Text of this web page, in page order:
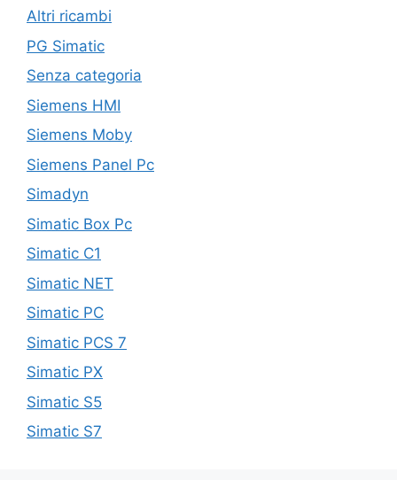
Altri ricambi
PG Simatic
Senza categoria
Siemens HMI
Siemens Moby
Siemens Panel Pc
Simadyn
Simatic Box Pc
Simatic C1
Simatic NET
Simatic PC
Simatic PCS 7
Simatic PX
Simatic S5
Simatic S7